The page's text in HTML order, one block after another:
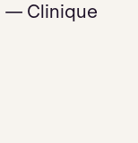
— Clinique